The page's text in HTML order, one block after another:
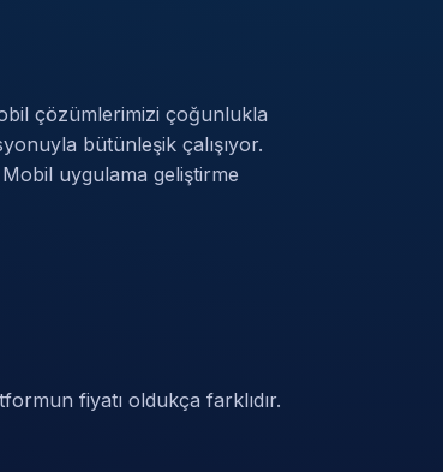
çözümlerimizi çoğunlukla
bütünleşik çalışıyor.
Mobil uygulama geliştirme
fiyatı oldukça farklıdır.